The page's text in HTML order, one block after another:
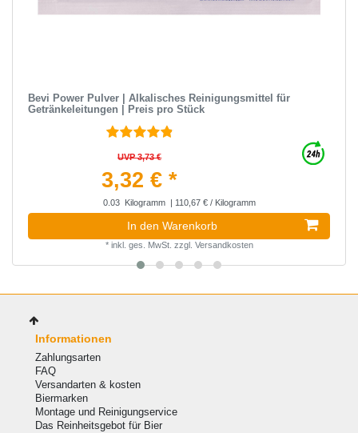
Bevi Power Pulver | Alkalisches Reinigungsmittel für
Getränkeleitungen | Preis pro Stück
UVP 3,73 €
3,32 € *
0.03 Kilogramm | 110,67 € / Kilogramm
In den Warenkorb
* inkl. ges. MwSt. zzgl. Versandkosten
Informationen
Zahlungsarten
FAQ
Versandarten & kosten
Biermarken
Montage und Reinigungservice
Das Reinheitsgebot für Bier